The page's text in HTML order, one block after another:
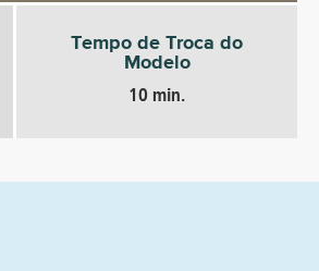
Tempo de Troca do
Modelo
10 min.